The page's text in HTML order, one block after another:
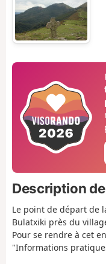
Description
Le point de départ de
Bulatxiki près du
Pour se rendre à cet
"Informations